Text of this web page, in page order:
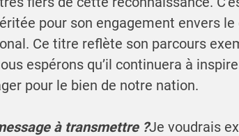
pour son engagement envers
Ce titre reflète son parcours
espérons qu’il continuera à
pour le bien de notre nation.
à transmettre ?Je voudrais